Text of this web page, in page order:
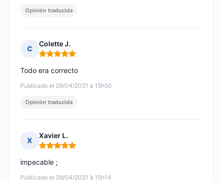
Opinión traducida
C
Colette J.
Nota: 5 de 5
Publicado el 29/04/2021 à 15h50
Todo era correcto
Opinión traducida
X
Xavier L.
Nota: 5 de 5
Publicado el 29/04/2021 à 15h14
impecable ;